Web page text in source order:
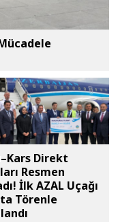
Direkt
Resmen
İlk AZAL Uçağı
Törenle